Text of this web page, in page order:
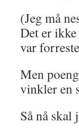
(Jeg må
Det er
var
Men
vinkler en
Så nå